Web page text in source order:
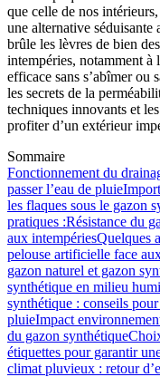
que celle de nos
une alternative
brûle les lèvres de bien
intempéries, notamment à
efficace sans s’abîmer ou
les secrets de la
techniques innovants et
profiter d’un extérieur
Sommaire
Fonctionnement du
passer l’eau de pluie
les flaques sous le gazon
pratiques :Résistance du
aux intempériesQuelques
pelouse artificielle face
gazon naturel et gazon
synthétique en milieu
synthétique : conseils
pluieImpact
du gazon synthétique
étiquettes pour garantir
climat pluvieux : retour